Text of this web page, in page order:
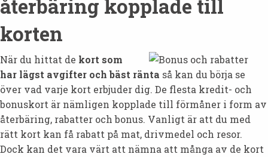
återbäring kopplade till
korten
När du hittat de kort som
har lägst avgifter och bäst ränta så kan du börja se
över vad varje kort erbjuder dig. De flesta kredit- och
bonuskort är nämligen kopplade till förmåner i form av
återbäring, rabatter och bonus. Vanligt är att du med
rätt kort kan få rabatt på mat, drivmedel och resor.
Dock kan det vara värt att nämna att många av de kort